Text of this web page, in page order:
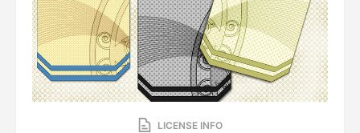
LICENSE INFO